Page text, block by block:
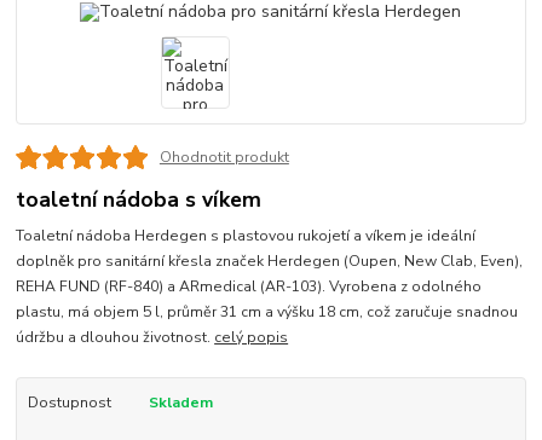
Ohodnotit produkt
toaletní nádoba s víkem
Toaletní nádoba Herdegen s plastovou rukojetí a víkem je ideální
doplněk pro sanitární křesla značek Herdegen (Oupen, New Clab, Even),
REHA FUND (RF-840) a ARmedical (AR-103). Vyrobena z odolného
plastu, má objem 5 l, průměr 31 cm a výšku 18 cm, což zaručuje snadnou
údržbu a dlouhou životnost. celý popis
Dostupnost Skladem